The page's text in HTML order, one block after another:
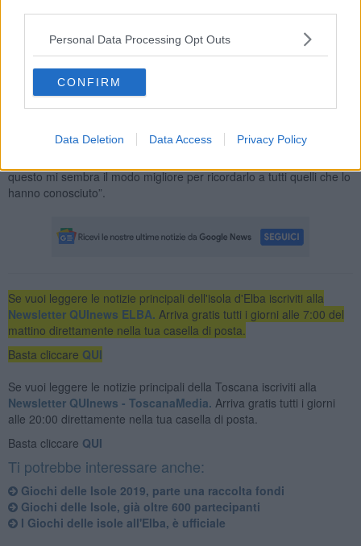
Personal Data Processing Opt Outs
CONFIRM
Data Deletion Data Access Privacy Policy
“Ho accolto con estremo favore la proposta del comune di
Claudio Bianchi
patrocinio del Coni regionale, realizzammo a Portoferraio un
memorial sportivo a suo nome.Salvatore dal 2006 ha fatto parte
giornalista, a titolo gratuito; ricordo il suo entusiasmo in
questo mi sembra il modo migliore per ricordarlo a tutti quelli che lo
hanno conosciuto”.
Se vuoi leggere le notizie principali dell'isola d'Elba iscriviti alla
Newsletter QUInews ELBA. Arriva gratis tutti i giorni alle 7:00 del
mattino direttamente nella tua casella di posta.
Basta cliccare QUI
Se vuoi leggere le notizie principali della Toscana iscriviti alla
Newsletter QUInews - ToscanaMedia. Arriva gratis tutti i giorni
alle 20:00 direttamente nella tua casella di posta.
Basta cliccare QUI
Ti potrebbe interessare anche:
Giochi delle Isole 2019, parte una raccolta fondi
Giochi delle Isole, già oltre 600 partecipanti
I Giochi delle isole all'Elba, è ufficiale